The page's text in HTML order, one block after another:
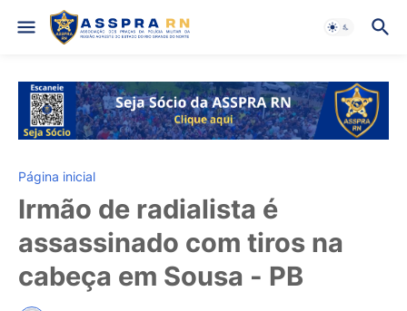
Página inicial
Irmão de radialista é
assassinado com tiros na
cabeça em Sousa - PB